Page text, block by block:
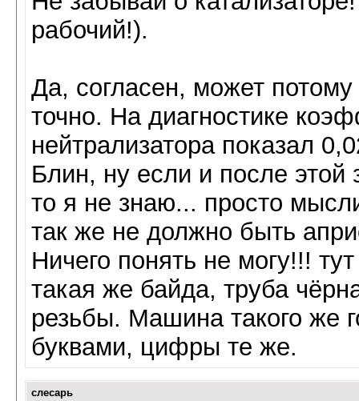
рабочий!).
Да, согласен, может
точно. На диагностике
нейтрализатора показал
Блин, ну если и после этой
то я не знаю... просто
так же не должно быть
Ничего понять не могу!!!
такая же байда, труба
резьбы. Машина такого же
буквами, цифры те же.
слесарь